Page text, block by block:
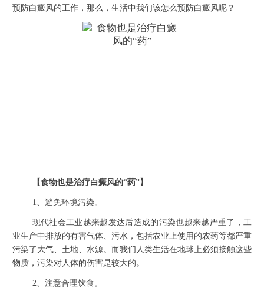
预防白癜风的工作，那么，生活中我们该怎么预防白癜风呢？
【食物也是治疗白癜风的“药”】
1、避免环境污染。
现代社会工业越来越发达后造成的污染也越来越严重了，工
业生产中排放的有害气体、污水，包括农业上使用的农药等都严重
污染了大气、土地、水源。而我们人类生活在地球上必须接触这些
物质，污染对人体的伤害是较大的。
2、注意合理饮食。